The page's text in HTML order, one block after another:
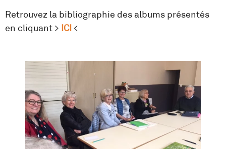
Retrouvez la bibliographie des albums présentés
en cliquant > ICI <